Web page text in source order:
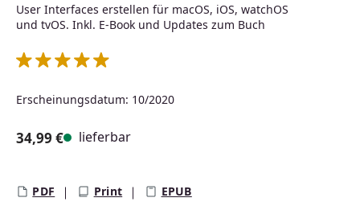
User Interfaces erstellen für macOS, iOS, watchOS
und tvOS. Inkl. E-Book und Updates zum Buch
Erscheinungsdatum: 10/2020
34,99 € lieferbar
PDF Print EPUB